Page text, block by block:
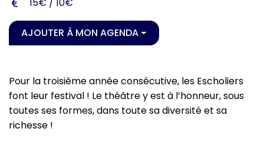
AJOUTER À MON AGENDA
Pour la troisième année consécutive, les Escholiers
font leur festival ! Le théâtre y est à l’honneur, sous
toutes ses formes, dans toute sa diversité et sa
richesse !